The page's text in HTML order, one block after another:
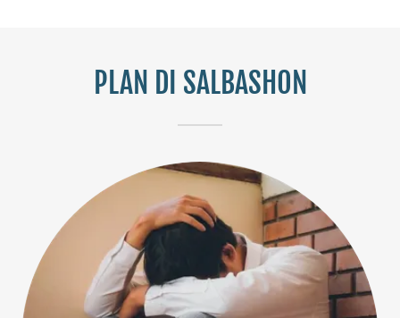
PLAN DI SALBASHON